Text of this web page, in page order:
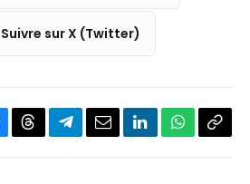
Suivre sur X (Twitter)
ThreadsPartagerEmailLinkedInWhatsApp